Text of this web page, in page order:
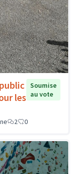
les
Soumise
au vote
2 0